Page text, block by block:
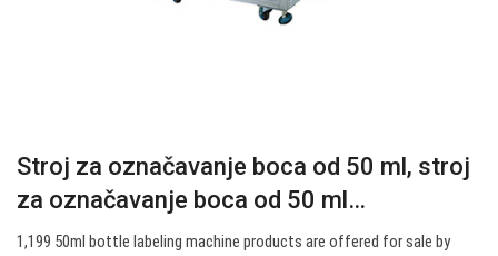
Stroj za označavanje boca od 50 ml, stroj
za označavanje boca od 50 ml…
1,199 50ml bottle labeling machine products are offered for sale by